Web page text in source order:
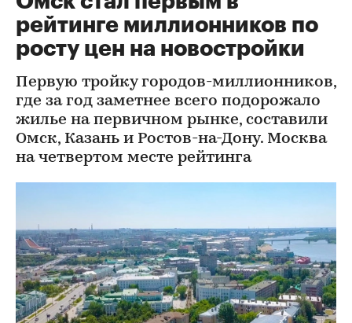
рейтинге миллионников по
росту цен на новостройки
Первую тройку городов-миллионников,
где за год заметнее всего подорожало
жилье на первичном рынке, составили
Омск, Казань и Ростов-на-Дону. Москва
на четвертом месте рейтинга